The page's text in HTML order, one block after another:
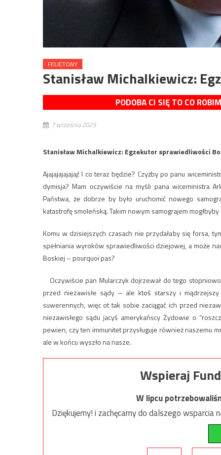
FELIETONY
Stanisław Michalkiewicz:
PODOBA CI SIĘ TO CO
7 września 2023
Stanisław Michalkiewicz: Egzekutor sprawiedliwości
Ajajajajajajaj! I co teraz będzie? Czyżby po panu
dymisja? Mam oczywiście na myśli pana wiceministra
Państwa, że dobrze by było uruchomić nowego
katastrofę smoleńską. Takim nowym samograjem
Komu w dzisiejszych czasach nie przydałaby się forsa,
spełniania wyroków sprawiedliwości dziejowej, a może
Boskiej – pourquoi pas?
Oczywiście pan Mularczyk dojrzewał do tego
przed niezawisłe sądy – ale ktoś starszy i
suwerennych, więc ot tak sobie zaciągać ich przed
niezawisłego sądu jacyś amerykańscy Żydowie o
pewien, czy ten immunitet przysługuje również naszemu
ale w końcu wyszło na nasze.
Wspieraj
W lipcu
Dziękujemy! i zachęcamy do dalszego wsparcia